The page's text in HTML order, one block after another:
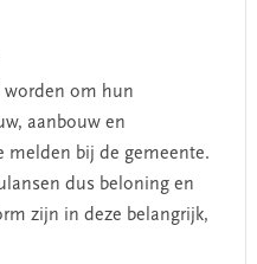
worden om hun
aanbouw en
bij de gemeente.
dus beloning en
zijn in deze belangrijk,